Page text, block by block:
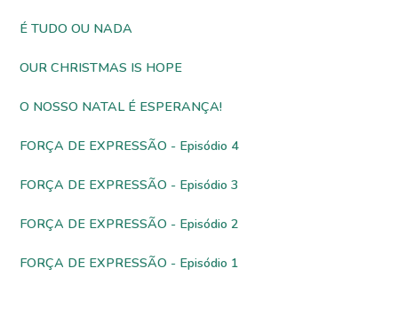
É TUDO OU NADA
OUR CHRISTMAS IS HOPE
O NOSSO NATAL É ESPERANÇA!
FORÇA DE EXPRESSÃO - Episódio 4
FORÇA DE EXPRESSÃO - Episódio 3
FORÇA DE EXPRESSÃO - Episódio 2
FORÇA DE EXPRESSÃO - Episódio 1